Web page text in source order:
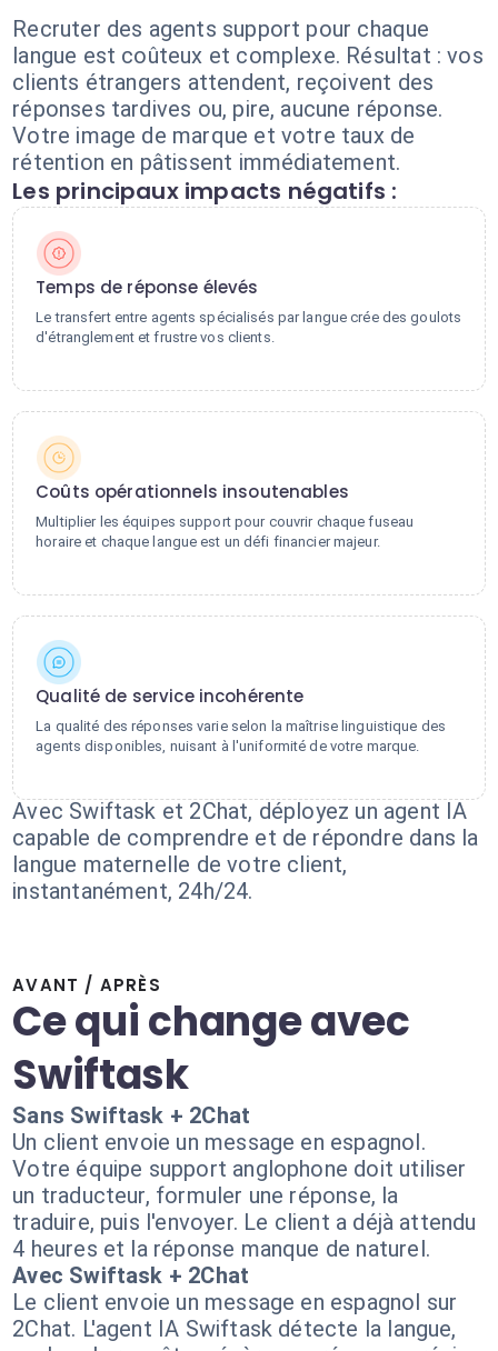
Recruter des agents support pour chaque
langue est coûteux et complexe. Résultat : vos
clients étrangers attendent, reçoivent des
réponses tardives ou, pire, aucune réponse.
Votre image de marque et votre taux de
rétention en pâtissent immédiatement.
Les principaux impacts négatifs :
Temps de réponse élevés
Le transfert entre agents spécialisés par langue crée des goulots
d'étranglement et frustre vos clients.
Coûts opérationnels insoutenables
Multiplier les équipes support pour couvrir chaque fuseau
horaire et chaque langue est un défi financier majeur.
Qualité de service incohérente
La qualité des réponses varie selon la maîtrise linguistique des
agents disponibles, nuisant à l'uniformité de votre marque.
Avec Swiftask et 2Chat, déployez un agent IA
capable de comprendre et de répondre dans la
langue maternelle de votre client,
instantanément, 24h/24.
AVANT / APRÈS
Ce qui change avec
Swiftask
Sans Swiftask + 2Chat
Un client envoie un message en espagnol.
Votre équipe support anglophone doit utiliser
un traducteur, formuler une réponse, la
traduire, puis l'envoyer. Le client a déjà attendu
4 heures et la réponse manque de naturel.
Avec Swiftask + 2Chat
Le client envoie un message en espagnol sur
2Chat. L'agent IA Swiftask détecte la langue,